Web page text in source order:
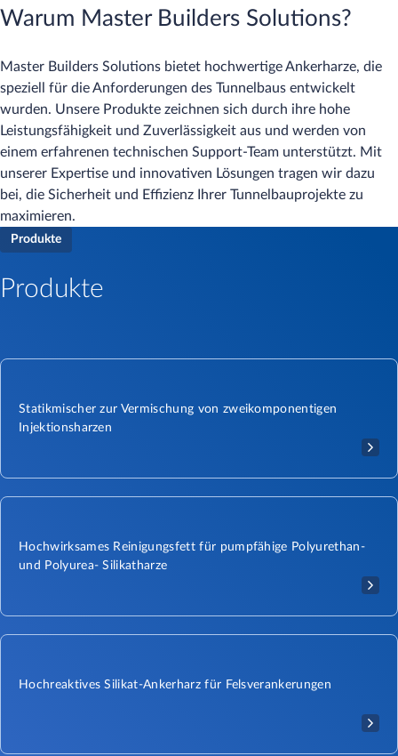
Warum Master Builders Solutions?
Master Builders Solutions bietet hochwertige Ankerharze, die
speziell für die Anforderungen des Tunnelbaus entwickelt
wurden. Unsere Produkte zeichnen sich durch ihre hohe
Leistungsfähigkeit und Zuverlässigkeit aus und werden von
einem erfahrenen technischen Support-Team unterstützt. Mit
unserer Expertise und innovativen Lösungen tragen wir dazu
bei, die Sicherheit und Effizienz Ihrer Tunnelbauprojekte zu
maximieren.
Produkte
Produkte
Statikmischer zur Vermischung von zweikomponentigen
Injektionsharzen
Hochwirksames Reinigungsfett für pumpfähige Polyurethan-
und Polyurea- Silikatharze
Hochreaktives Silikat-Ankerharz für Felsverankerungen